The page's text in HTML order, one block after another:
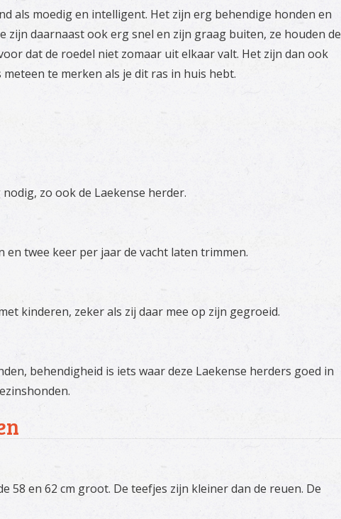
als moedig en intelligent. Het zijn erg behendige honden en
zijn daarnaast ook erg snel en zijn graag buiten, ze houden de
dat de roedel niet zomaar uit elkaar valt. Het zijn dan ook
te merken als je dit ras in huis hebt.
zo ook de Laekense herder.
twee keer per jaar de vacht laten trimmen.
kinderen, zeker als zij daar mee op zijn gegroeid.
behendigheid is iets waar deze Laekense herders goed in
58 en 62 cm groot. De teefjes zijn kleiner dan de reuen. De